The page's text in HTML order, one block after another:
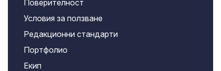
Поверителност
Условия за ползване
Редакционни стандарти
Портфолио
Екип